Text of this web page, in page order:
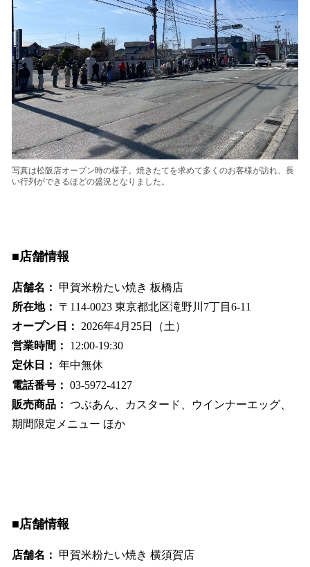
写真は松阪店オープン時の様子。焼きたてを求めて多くのお客様が訪れ、長
い行列ができるほどの盛況となりました。
■店舗情報
店舗名：
甲賀米粉たい焼き 板橋店
所在地：
〒114-0023 東京都北区滝野川7丁目6-11
オープン日： 2026年4月25日（土）
営業時間：
12:00-19:30
定休日： 年中無休
電話番号： 03-5972-4127
販売商品： つぶあん、カスタード、ウインナーエッグ、
期間限定メニュー ほか
■店舗情報
店舗名：
甲賀米粉たい焼き 横須賀店